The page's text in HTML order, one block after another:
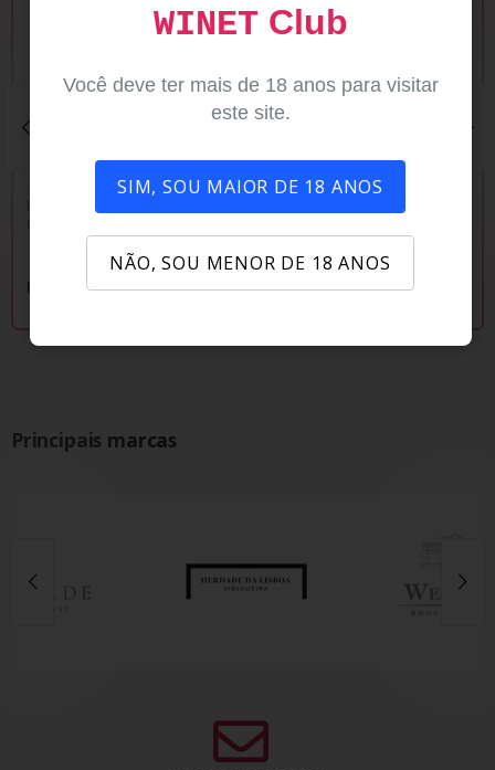
Devita Reserva de Família
Cabernet Franc 2020
R$ 214,90
NOSSOS PRODUTOS
Audace Avra Gran Reserva
R$ 269,00
Principais marcas
WINETClub
Você deve ter mais de 18 anos para visitar
este site.
SIM, SOU MAIOR DE 18 ANOS
NÃO, SOU MENOR DE 18 ANOS